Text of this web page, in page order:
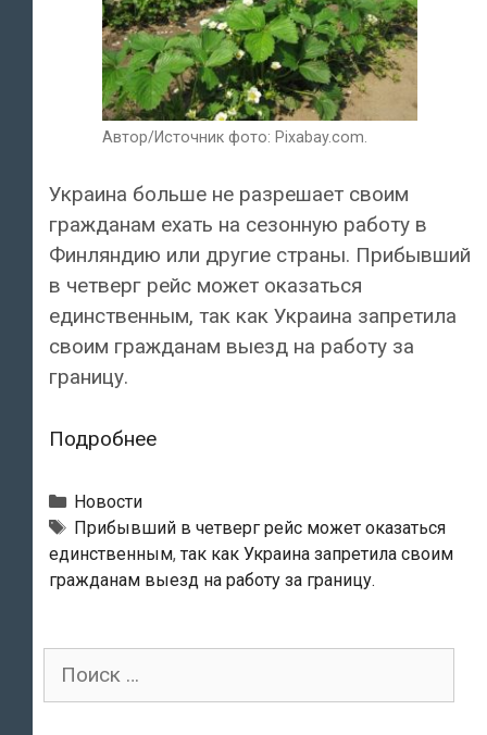
Автор/Источник фото: Pixabay.com.
Украина больше не разрешает своим
гражданам ехать на сезонную работу в
Финляндию или другие страны. Прибывший
в четверг рейс может оказаться
единственным, так как Украина запретила
своим гражданам выезд на работу за
границу.
Подробнее«Maaseudun
работники
больше
не
попасть
Рубрики
Новости
Теги
Прибывший в четверг рейс может оказаться
единственным,так как Украина запретила своим
гражданам выезд на работу за границу.
Поиск